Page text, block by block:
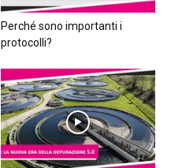
Perché sono importanti i
protocolli?